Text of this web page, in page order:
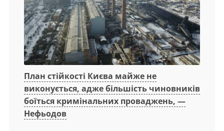
План стійкості Києва майже не
виконується, адже більшість чиновників
боїться кримінальних проваджень, —
Нефьодов